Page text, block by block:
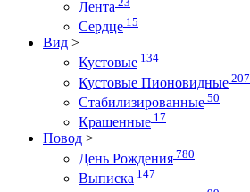
Лента
Сердце 15
Вид >
Кустовые 134
Кустовые Пионовидные 207
Стабилизированные 50
Крашенные 17
Повод >
День Рождения 780
Выписка 147